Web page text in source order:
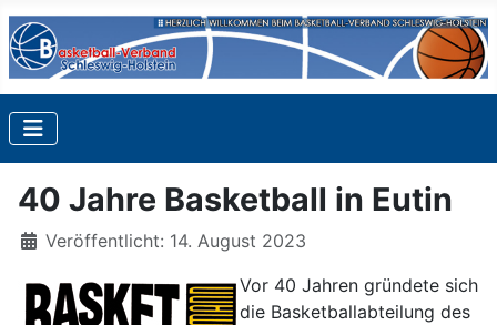
40 Jahre Basketball in Eutin
Details
Veröffentlicht: 14. August 2023
Vor 40 Jahren gründete sich
die Basketballabteilung des